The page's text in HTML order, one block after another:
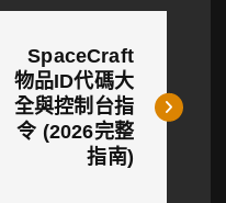
SpaceCraft
物品ID代碼大
全與控制台指
令 (2026完整
指南)